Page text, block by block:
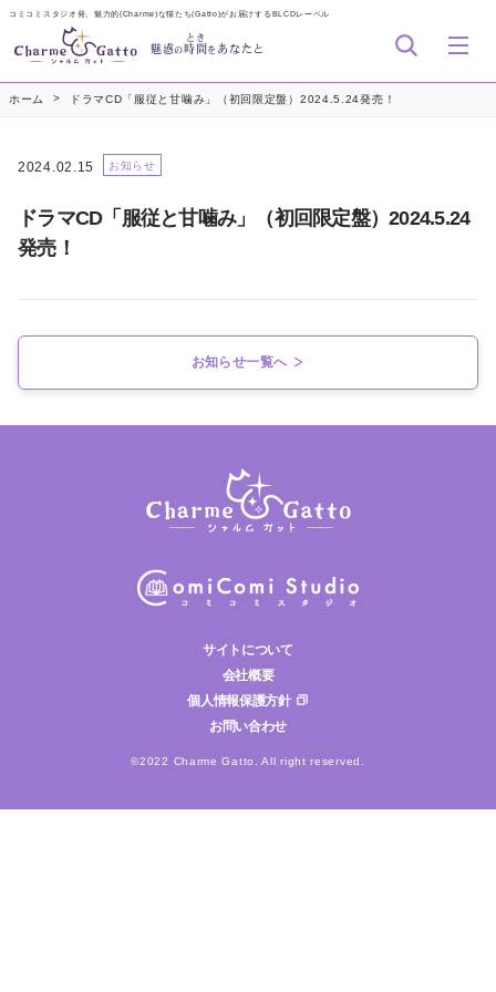
コミコミスタジオ発、魅力的(Charme)な猫たち(Gatto)がお届けするBLCDレーベル
魅惑の 時間
とき
を あなたと
ホーム > ドラマCD「服従と甘噛み」（初回限定盤）2024.5.24発売！
2024.02.15 お知らせ
ドラマCD「服従と甘噛み」（初回限定盤）2024.5.24
発売！
お知らせ一覧へ
サイトについて
会社概要
個人情報保護方針
お問い合わせ
©2022 Charme Gatto. All right reserved.